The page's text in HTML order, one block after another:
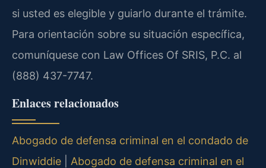
si usted es elegible y guiarlo durante el trámite.
Para orientación sobre su situación específica,
comuníquese con Law Offices Of SRIS, P.C. al
(888) 437-7747.
Enlaces relacionados
Abogado de defensa criminal en el condado de
Dinwiddie
Abogado de defensa criminal en el